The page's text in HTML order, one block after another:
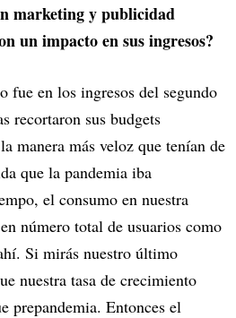
marketing y publicidad
un impacto en sus ingresos?
fue en los ingresos del segundo
recortaron sus budgets
manera más veloz que tenían de
que la pandemia iba
el consumo en nuestra
número total de usuarios como
Si mirás nuestro último
nuestra tasa de crecimiento
prepandemia. Entonces el